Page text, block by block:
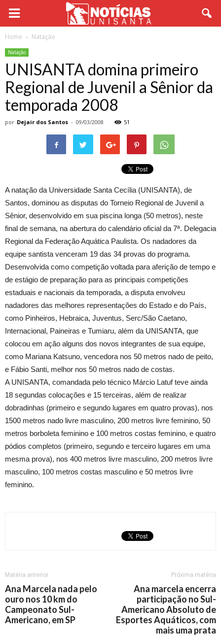
Home Natação
Natação
UNISANTA domina primeiro
Regional de Juvenil a Sênior da
temporada 2008
por Dejair dos Santos - 09/03/2008 51
A natação da Universidade Santa Cecília (UNISANTA), de
Santos, dominou as disputas do Torneio Regional de Juvenil a
Sênior, desenvolvido em sua piscina longa (50 metros), neste
final de semana, na abertura do calendário oficial da 7ª. Delegacia
Regional da Federação Aquática Paulista. Os nadadores da
equipe santista venceram 19 das 34 provas do programa.
Desenvolvida como competição voltada para aferição de tempo e
de estágio de preparação para as principais competições
estaduais e nacionais da temporada, a disputa envolveu
nadadores das melhores representações do Estado e do País,
como Pinheiros, Hebraica, Juventus, Serc/São Caetano,
Internacional, Paineiras e Tumiaru, além da UNISANTA, que
colocou em ação alguns dos novos integrantes de sua equipe,
como Mariana Katsuno, vencedora nos 50 metros nado de peito,
e Fábio Santi, melhor nos 50 metros nado de costas.
A UNISANTA, comandada pelo técnico Márcio Latuf teve ainda
18 segundas colocações e 15 terceiras, além de realizar
dobradinhas (primeiro e segundo lugares em quatro provas), nos
1500 metros nado livre masculino, 200 metros livre feminino, 50
metros borboleta feminino e 100 metros costas feminino, e quatro
pódios completos (primeiro, segundo e terceiro lugares em uma
mesma prova), nos 400 metros livre masculino, 200 metros livre
masculino, 100 metros costas masculino e 50 metros livre
feminino.
Matéria anterior
Ana Marcela nada pelo
ouro nos 10 km do
Campeonato Sul-
Americano, em SP
Próxima matéria
Ana marcela encerra
participação no Sul-
Americano Absoluto de
Esportes Aquáticos, com
mais uma prata